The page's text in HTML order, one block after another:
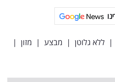
| ללא גלוטן | מבצע | מזון |